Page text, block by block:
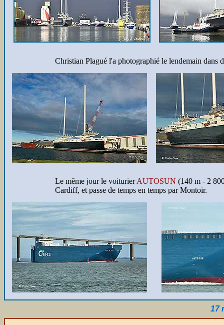
Christian Plagué l'a photographié le lendemain dans
Le même jour le voiturierAUTOSUN (140 m - 2
Cardiff, et passe de temps en temps par Montoir.
17